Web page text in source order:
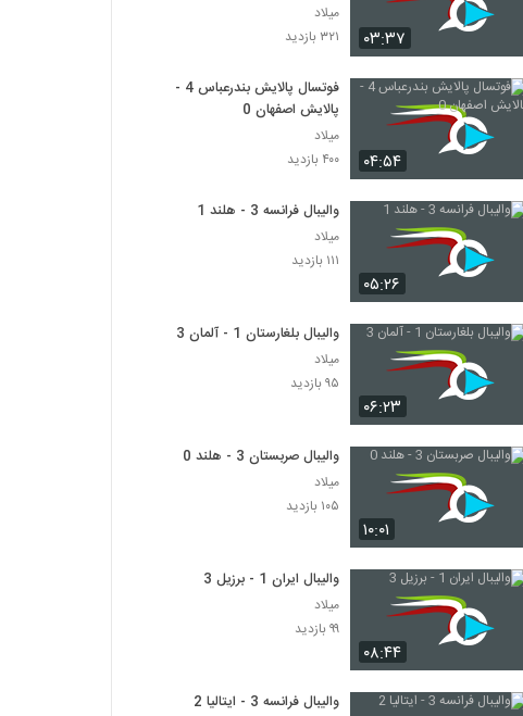
۰۳:۳۷
میلاد
۳۲۱ بازدید
۰۴:۵۴
فوتسال پالایش بندرعباس 4 -
پالایش اصفهان 0
میلاد
۴۰۰ بازدید
۰۵:۲۶
والیبال فرانسه 3 - هلند 1
میلاد
۱۱۱ بازدید
۰۶:۲۳
والیبال بلغارستان 1 - آلمان 3
میلاد
۹۵ بازدید
۱۰:۰۱
والیبال صربستان 3 - هلند 0
میلاد
۱۰۵ بازدید
۰۸:۴۴
والیبال ایران 1 - برزیل 3
میلاد
۹۹ بازدید
والیبال فرانسه 3 - ایتالیا 2